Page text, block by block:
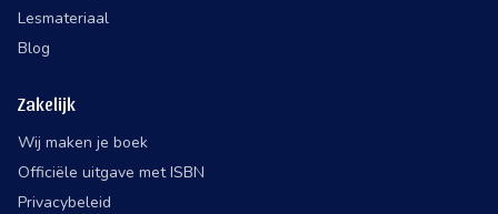
Lesmateriaal
Blog
Zakelijk
Wij maken je boek
Officiële uitgave met ISBN
Privacybeleid